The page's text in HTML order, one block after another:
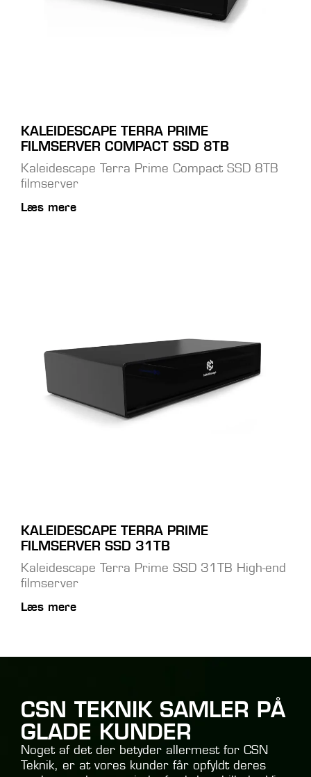
KALEIDESCAPE TERRA PRIME
FILMSERVER COMPACT SSD 8TB
Kaleidescape Terra Prime Compact SSD 8TB
filmserver
Læs mere
KALEIDESCAPE TERRA PRIME
FILMSERVER SSD 31TB
Kaleidescape Terra Prime SSD 31TB High-end
filmserver
Læs mere
CSN TEKNIK SAMLER PÅ
GLADE KUNDER
Noget af det der betyder allermest for CSN
Teknik, er at vores kunder får opfyldt deres